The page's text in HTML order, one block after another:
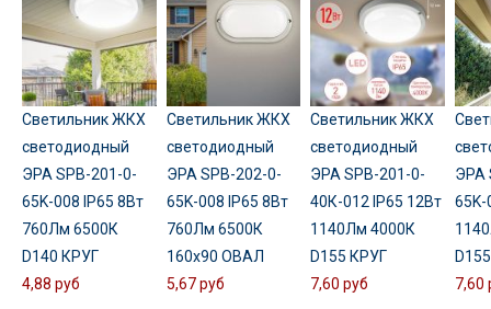
Светильник ЖКХ
светодиодный
ЭРА SPB-201-0-
65K-008 IP65 8Вт
760Лм 6500К
D140 КРУГ
4,88 руб
Светильник ЖКХ
светодиодный
ЭРА SPB-202-0-
65K-008 IP65 8Вт
760Лм 6500К
160x90 ОВАЛ
5,67 руб
Светильник ЖКХ
светодиодный
ЭРА SPB-201-0-
40К-012 IP65 12Вт
1140Лм 4000К
D155 КРУГ
7,60 руб
ЭРА
65K-
7,60